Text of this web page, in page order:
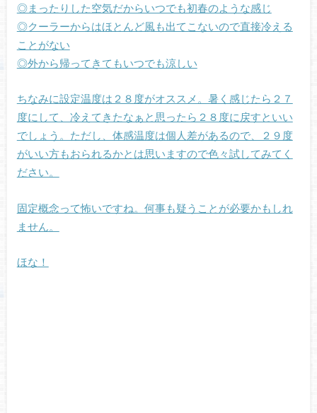
◎まったりした空気だからいつでも初春のような感じ
◎クーラーからはほとんど風も出てこないので直接冷える
ことがない
◎外から帰ってきてもいつでも涼しい
ちなみに設定温度は２８度がオススメ。暑く感じたら２７
度にして、冷えてきたなぁと思ったら２８度に戻すといい
でしょう。ただし、体感温度は個人差があるので、２９度
がいい方もおられるかとは思いますので色々試してみてく
ださい。
固定概念って怖いですね。何事も疑うことが必要かもしれ
ません。
ほな！